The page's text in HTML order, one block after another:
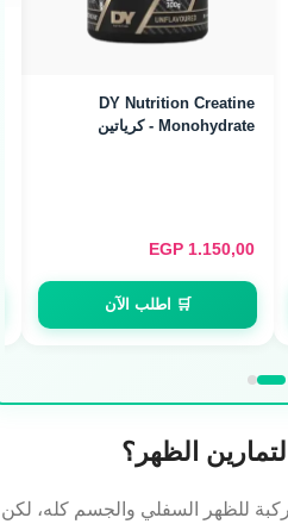
Tractor Creatine
Monohydrate - كرياتين
600,00
EGP
🛒 اطلب الآن
الظهر؟
للظهر السفلي والجسم كله، لكن